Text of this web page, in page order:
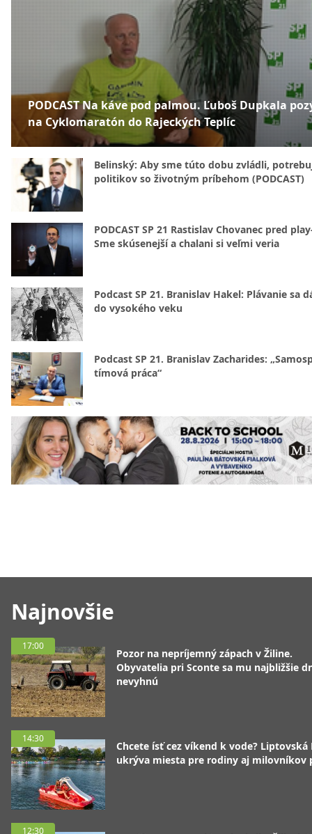
Najnovšie
17:00
Pozor na nepríjemný zápach v Žiline.
Obyvatelia pri Sconte sa mu najbližšie
nevyhnú
14:30
Chcete ísť cez víkend k vode? Liptovská
ukrýva miesta pre rodiny aj milovníkov
12:30
PODCAST Na káve pod palmou. Ľuboš Dupkala
na Cyklomaratón do Rajeckých Teplíc
Belinský: Aby sme túto dobu zvládli,
politikov so životným príbehom (PODCAST)
PODCAST SP 21 Rastislav Chovanec pred
Sme skúsenejší a chalani si veľmi veria
Podcast SP 21. Branislav Hakel: Plávanie sa
do vysokého veku
Podcast SP 21. Branislav Zacharides:
tímová práca“